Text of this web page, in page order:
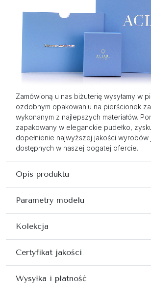
Zamówioną u nas biżuterię wysyłamy w
ozdobnym opakowaniu na pierścionek
wykonanym z najlepszych materiałów.
zapakowany w eleganckie pudełko,
dopełnienie najwyższej jakości wyrobów
dostępnych w naszej bogatej ofercie.
Opis produktu
Parametry modelu
Kolekcja
Certyfikat jakości
Wysyłka i płatność